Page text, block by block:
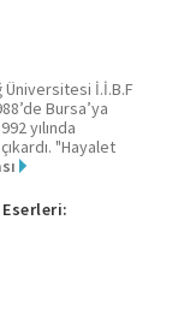
Üniversitesi İ.İ.B.F
Bursa’ya
yılında
"Hayalet